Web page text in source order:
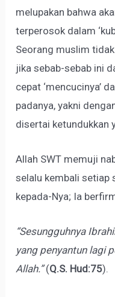
melupakan bahwa
terperosok dalam
Seorang muslim
jika sebab-sebab ini
cepat ‘mencucinya’
padanya, yakni
disertai ketundukkan
Allah SWT memuji
selalu kembali setiap
kepada-Nya; Ia
“Sesungguhnya
yang penyantun lagi
Allah.”(Q.S. Hud:75).